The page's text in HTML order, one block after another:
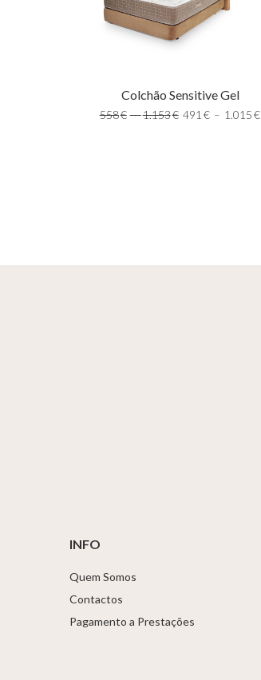
Colchão Sensitive Gel
558€ –1.153€ 491 € – 1.015€
INFO
Quem Somos
Contactos
Pagamento a Prestações